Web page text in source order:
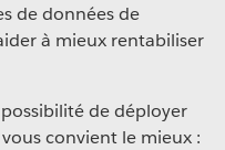
de données de
à mieux rentabiliser
de déployer
convient le mieux :